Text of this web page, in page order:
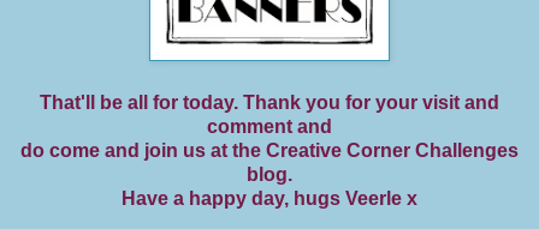
That'll be all for today. Thank you for your visit and
comment and
do come and join us at the Creative Corner Challenges
blog.
Have a happy day, hugs Veerle x